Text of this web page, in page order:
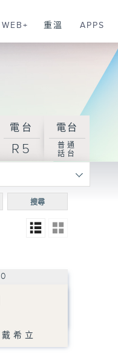
WEB+ 重溫 APPS
電台
R5
電台
普通
話台
搜尋
希立